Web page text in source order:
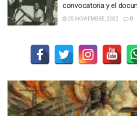
convocatoria y el
25 NOVIEMBRE, 2022 0